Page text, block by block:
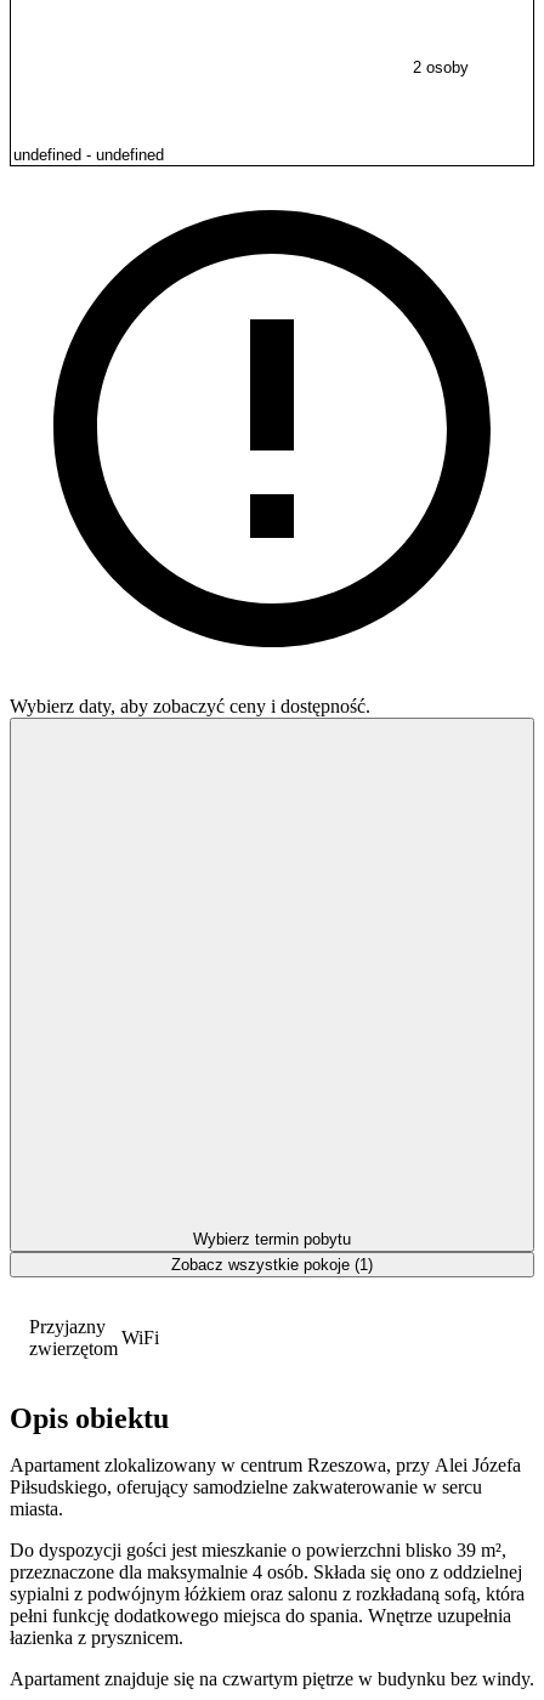
Przyjazny
zwierzętom
WiFi
Opis obiektu
Apartament zlokalizowany w centrum Rzeszowa, przy Alei Józefa
Piłsudskiego, oferujący samodzielne zakwaterowanie w sercu
miasta.
Do dyspozycji gości jest mieszkanie o powierzchni blisko 39 m²,
przeznaczone dla maksymalnie 4 osób. Składa się ono z oddzielnej
sypialni z podwójnym łóżkiem oraz salonu z rozkładaną sofą, która
pełni funkcję dodatkowego miejsca do spania. Wnętrze uzupełnia
łazienka z prysznicem.
Apartament znajduje się na czwartym piętrze w budynku bez windy.
2 osoby
Wybierz daty, aby zobaczyć ceny i dostępność.
Wybierz termin pobytu
Zobacz wszystkie pokoje (1)